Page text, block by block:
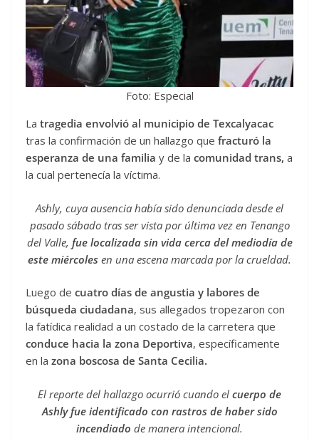
Foto: Especial
La tragedia envolvió al municipio de Texcalyacac
tras la confirmación de un hallazgo que fracturó la
esperanza de una familia y de la comunidad trans, a
la cual pertenecía la víctima.
Ashly, cuya ausencia había sido denunciada desde el
pasado sábado tras ser vista por última vez en Tenango
del Valle, fue localizada sin vida cerca del mediodía de
este miércoles en una escena marcada por la crueldad.
Luego de cuatro días de angustia y labores de
búsqueda ciudadana, sus allegados tropezaron con
la fatídica realidad a un costado de la carretera que
conduce hacia la zona Deportiva, específicamente
en la zona boscosa de Santa Cecilia.
El reporte del hallazgo ocurrió cuando el cuerpo de
Ashly fue identificado con rastros de haber sido
incendiado de manera intencional.